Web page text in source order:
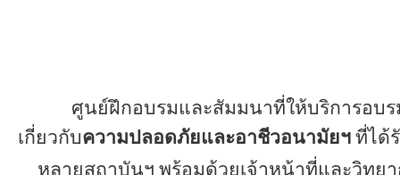
ศูนย์ฝึกอบรมและสัมมนาที่ให้บริการอบ
เกี่ยวกับความปลอดภัยและอาชีวอนามัยฯที่ได้
หลายสถาบันฯ พร้อมด้วยเจ้าหน้าที่และวิทย